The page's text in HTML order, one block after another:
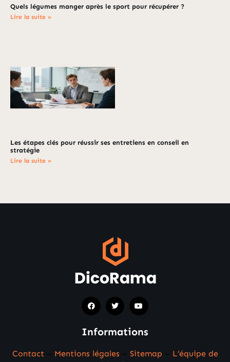
Quels légumes manger après le sport pour récupérer ?
Lire la suite »
Les étapes clés pour réussir ses entretiens en conseil en
stratégie
Lire la suite »
Informations
Contact Mentions légales Sitemap
L’équipe de